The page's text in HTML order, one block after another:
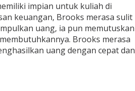
impian untuk kuliah di
keuangan, Brooks merasa sulit
uang, ia pun memutuskan
Brooks merasa
uang dengan cepat dan